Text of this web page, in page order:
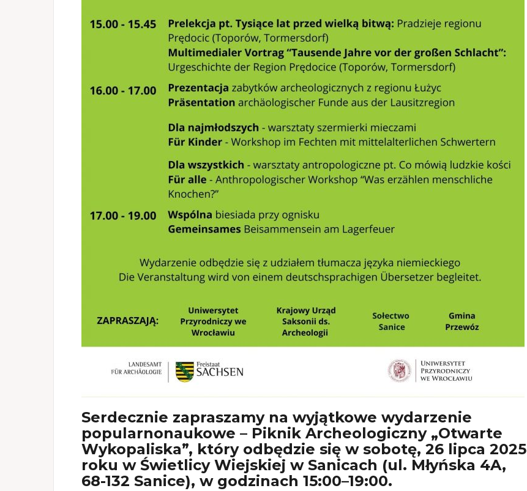
Serdecznie zapraszamy na wyjątkowe wydarzenie
popularnonaukowe – Piknik Archeologiczny „Otwarte
Wykopaliska”, który odbędzie się w sobotę, 26 lipca 2025
roku w Świetlicy Wiejskiej w Sanicach (ul. Młyńska 4A,
68-132 Sanice), w godzinach 15:00–19:00.